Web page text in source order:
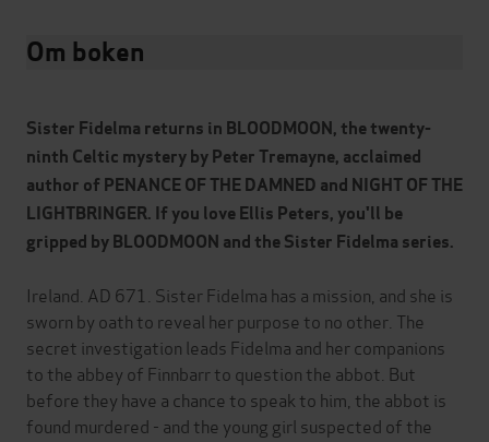
Om boken
Sister Fidelma returns in BLOODMOON, the twenty-
ninth Celtic mysteryby Peter Tremayne, acclaimed
author of PENANCE OF THE DAMNED and NIGHT OF THE
LIGHTBRINGER. If you love Ellis Peters, you'll be
gripped by BLOODMOON and the Sister Fidelma series.
Ireland. AD 671. Sister Fidelma has a mission, and she is
sworn by oath to reveal her purpose to no other. The
secret investigation leads Fidelma and her companions
to the abbey of Finnbarr to question the abbot. But
before they have a chance to speak to him, the abbot is
found murdered - and the young girl suspected of the